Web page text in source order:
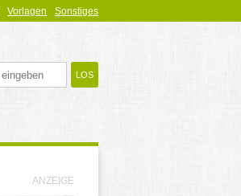
Sonstiges
Vorlagen
ANZEIGE